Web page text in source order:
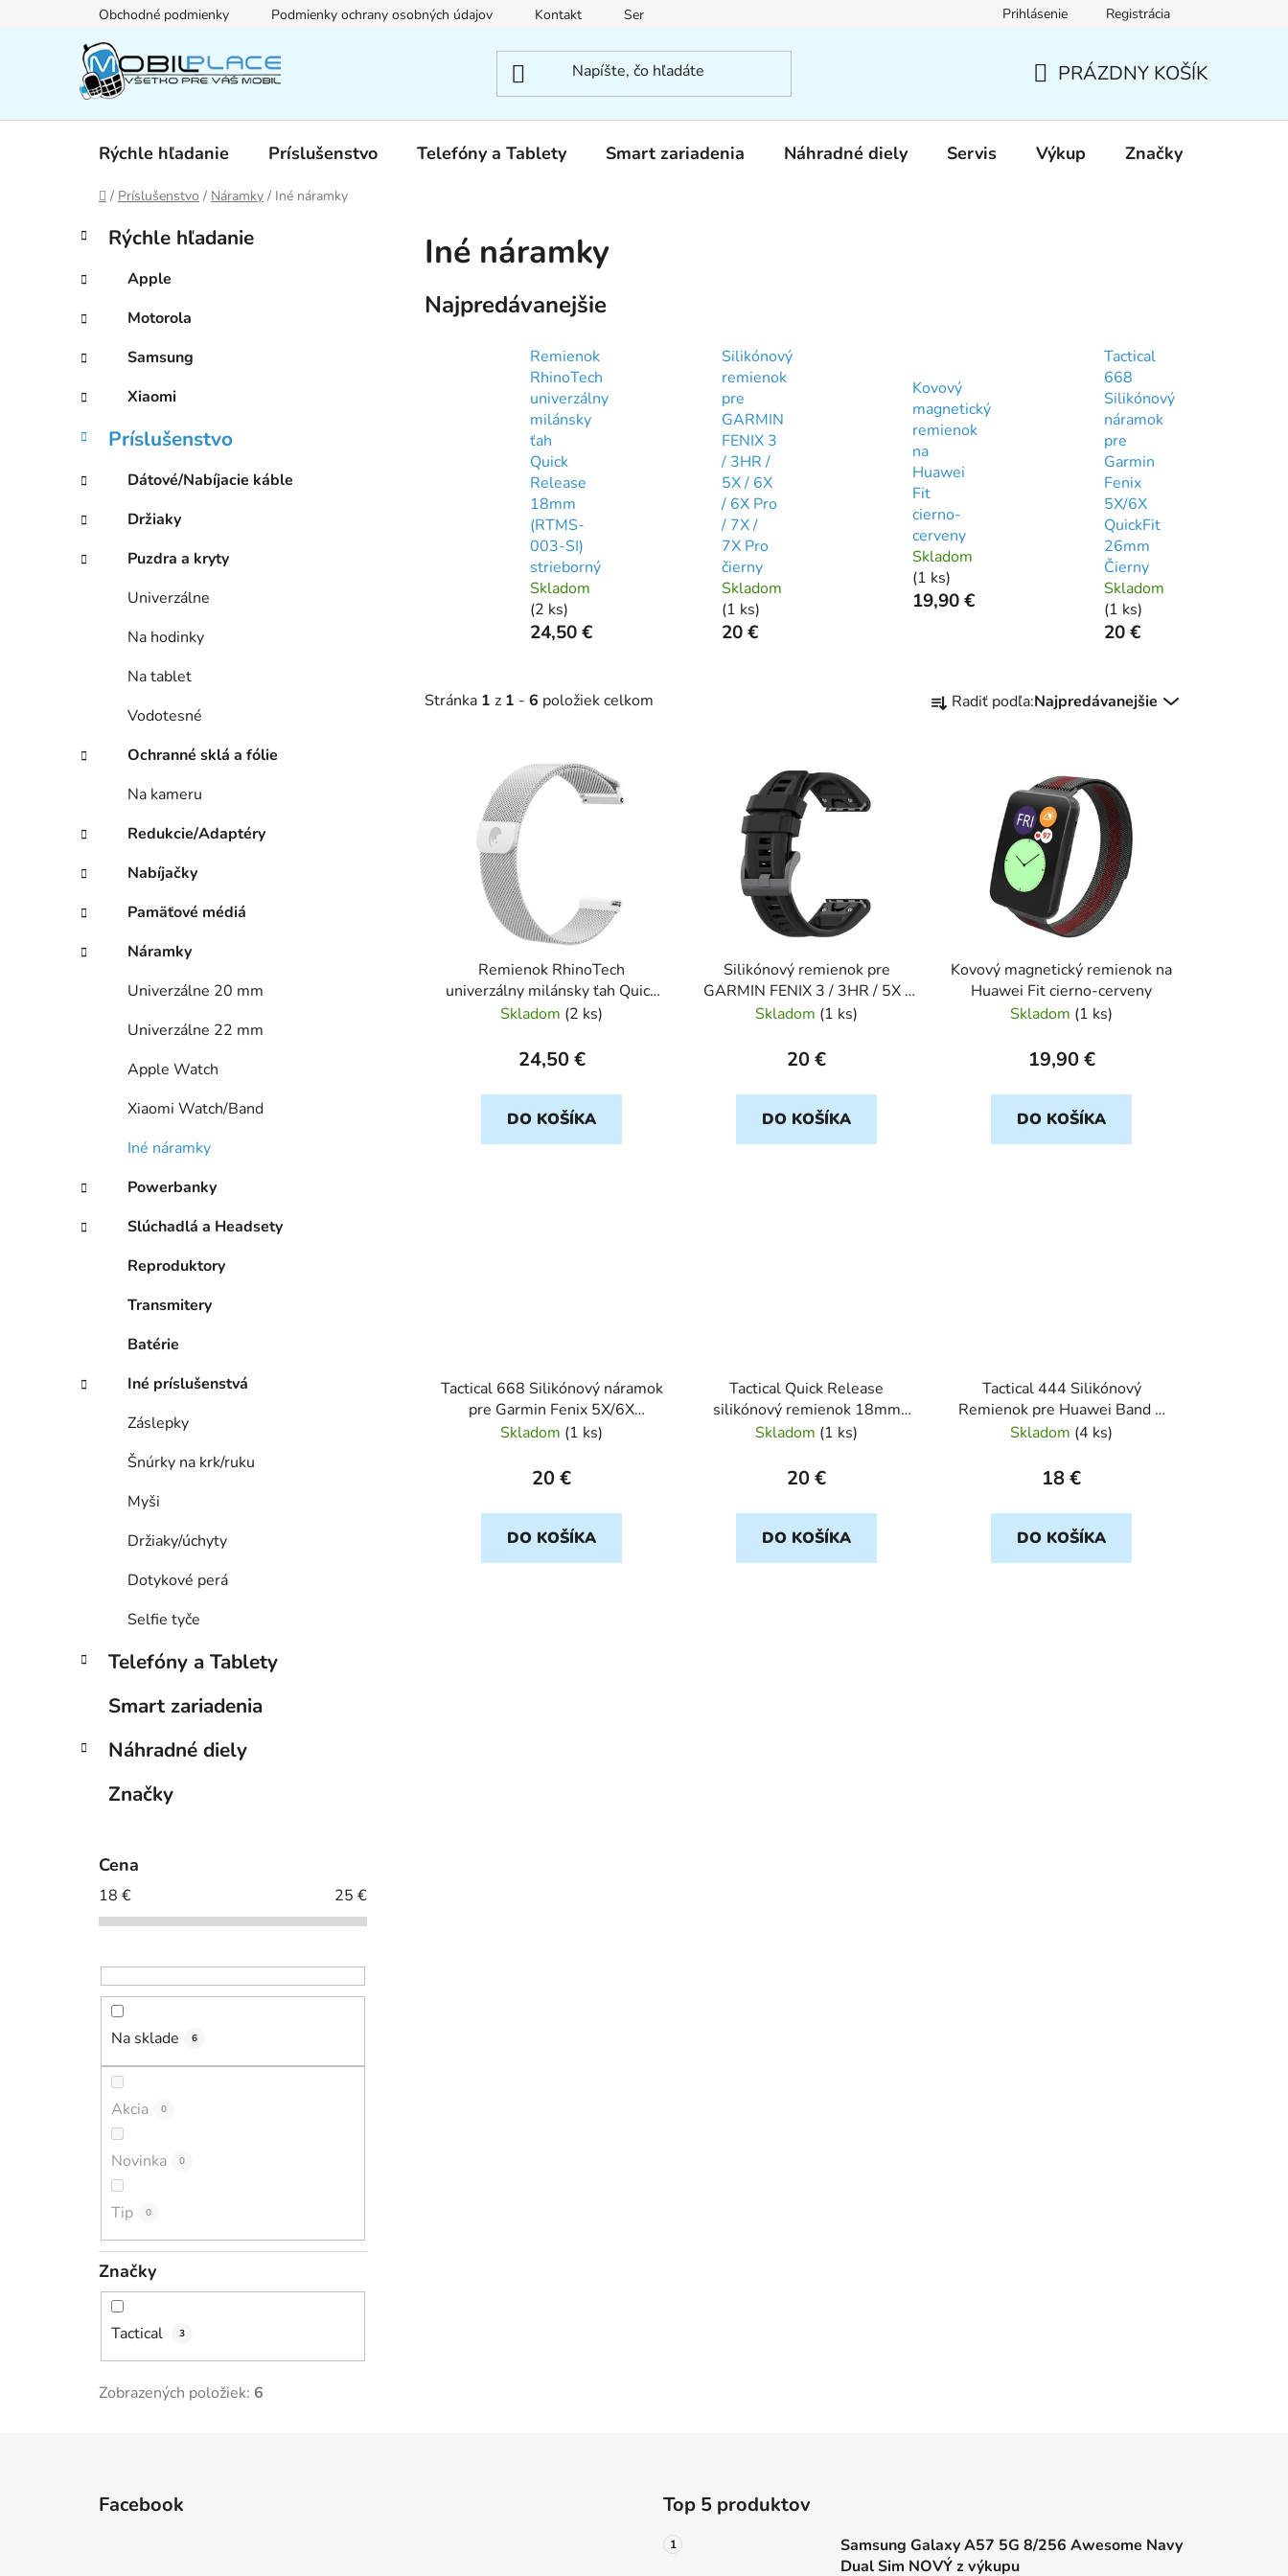
Obchodné podmienky Podmienky ochrany osobných údajov Kontakt Servis Prihlásenie Registrácia
KOŠÍK
PRÁZDNY KOŠÍK
Rýchle hľadanie Príslušenstvo Telefóny a Tablety Smart zariadenia Náhradné diely Servis Výkup Značky
Domov
/ Príslušenstvo / Náramky / Iné náramky
B
č
ý
p
n
e
l
Preskočiť
kategórie
K
a
e
g
ó
r
e
Rýchle hľadanie
Apple
Motorola
Samsung
Xiaomi
Príslušenstvo
Dátové/Nabíjacie káble
Držiaky
Puzdra a kryty
Univerzálne
Na hodinky
Na tablet
Vodotesné
Ochranné sklá a fólie
Na kameru
Redukcie/Adaptéry
Nabíjačky
Pamäťové médiá
Náramky
Univerzálne 20 mm
Univerzálne 22 mm
Apple Watch
Xiaomi Watch/Band
Iné náramky
Powerbanky
Slúchadlá a Headsety
Reproduktory
Transmitery
Batérie
Iné príslušenstvá
Záslepky
Šnúrky na krk/ruku
Myši
Držiaky/úchyty
Dotykové perá
Selfie tyče
Telefóny a Tablety
Smart zariadenia
Náhradné diely
Značky
Cena
18 € 25 €
Na sklade 6
Akcia 0
Novinka 0
Tip 0
Značky
Tactical 3
Zobrazených položiek: 6
Iné náramky
Najpredávanejšie
Remienok
RhinoTech
univerzálny
milánsky
ťah
Quick
Release
18mm
(RTMS-
003-SI)
strieborný
Skladom
(2 ks)
24,50 €
Silikónový
remienok
pre
GARMIN
FENIX 3
/ 3HR /
5X / 6X
/ 6X Pro
/ 7X /
7X Pro
čierny
Skladom
(1 ks)
20 €
Kovový
magnetický
remienok
na
Huawei
Fit
cierno-
cerveny
Skladom
(1 ks)
19,90 €
Tactical
668
Silikónový
náramok
pre
Garmin
Fenix
5X/6X
QuickFit
26mm
Čierny
Skladom
(1 ks)
20 €
Stránka 1 z 1 - 6 položiek celkom
a Radiť podľa:Najpredávanejšie
Remienok RhinoTech
univerzálny milánsky ťah Quick
Release 18mm (RTMS-003-SI)
Skladom (2 ks)
24,50 €
DO KOŠÍKA
Silikónový remienok pre
GARMIN FENIX 3 / 3HR / 5X /
6X / 6X Pro / 7X / 7X Pro čierny
Skladom (1 ks)
20 €
DO KOŠÍKA
Kovový magnetický remienok na
Huawei Fit cierno-cerveny
Skladom (1 ks)
19,90 €
DO KOŠÍKA
Tactical 668 Silikónový náramok
pre Garmin Fenix 5X/6X
QuickFit 26mm Čierny
Skladom (1 ks)
20 €
DO KOŠÍKA
Tactical Quick Release
silikónový remienok 18mm
cierny
Skladom (1 ks)
20 €
DO KOŠÍKA
Tactical 444 Silikónový
Remienok pre Huawei Band 4
cierny
Skladom (4 ks)
18 €
DO KOŠÍKA
Facebook Top 5 produktov
Samsung Galaxy A57 5G 8/256 Awesome Navy
Dual Sim NOVÝ z výkupu